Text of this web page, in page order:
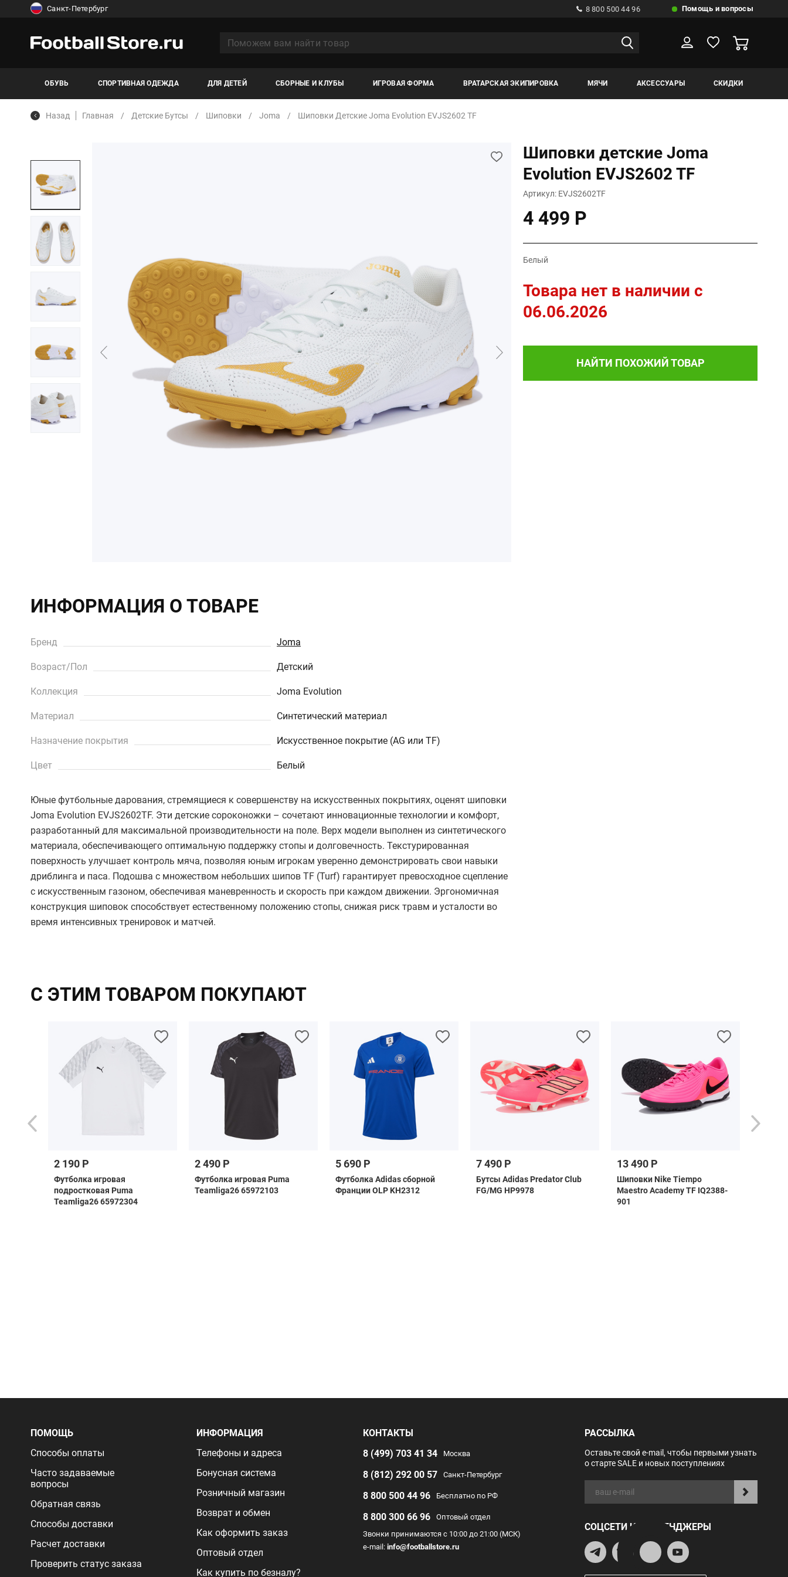
Санкт-Петербург 8 800 500 44 96 Помощь и вопросы
ОБУВЬ СПОРТИВНАЯ ОДЕЖДА ДЛЯ ДЕТЕЙ СБОРНЫЕ И КЛУБЫ ИГРОВАЯ ФОРМА ВРАТАРСКАЯ ЭКИПИРОВКА МЯЧИ АКСЕССУАРЫ СКИДКИ
Назад Главная Детские Бутсы Шиповки Joma Шиповки Детские Joma Evolution EVJS2602 TF
Шиповки детские Joma
Evolution EVJS2602 TF
Артикул: EVJS2602TF
4 499 Р
Белый
Товара нет в наличии c
06.06.2026
НАЙТИ ПОХОЖИЙ ТОВАР
ИНФОРМАЦИЯ О ТОВАРЕ
Бренд Joma
Возраст/Пол Детский
Коллекция Joma Evolution
Материал Синтетический материал
Назначение покрытия Искусственное покрытие (AG или TF)
Цвет Белый
Юные футбольные дарования, стремящиеся к совершенству на искусственных покрытиях, оценят шиповки
Joma Evolution EVJS2602TF. Эти детские сороконожки – сочетают инновационные технологии и комфорт,
разработанный для максимальной производительности на поле. Верх модели выполнен из синтетического
материала, обеспечивающего оптимальную поддержку стопы и долговечность. Текстурированная
поверхность улучшает контроль мяча, позволяя юным игрокам уверенно демонстрировать свои навыки
дриблинга и паса. Подошва с множеством небольших шипов TF (Turf) гарантирует превосходное сцепление
с искусственным газоном, обеспечивая маневренность и скорость при каждом движении. Эргономичная
конструкция шиповок способствует естественному положению стопы, снижая риск травм и усталости во
время интенсивных тренировок и матчей.
С ЭТИМ ТОВАРОМ ПОКУПАЮТ
2 190 Р
Футболка игровая
подростковая Puma
Teamliga26 65972304
2 490 Р
Футболка игровая Puma
Teamliga26 65972103
5 690 Р
Футболка Adidas сборной
Франции OLP KH2312
7 490 Р
Бутсы Adidas Predator Club
FG/MG HP9978
13 490 Р
Шиповки Nike Tiempo
Maestro Academy TF IQ2388-
901
ПОМОЩЬ
Способы оплаты
Часто задаваемые
вопросы
Обратная связь
Способы доставки
Расчет доставки
Проверить статус заказа
ИНФОРМАЦИЯ
Телефоны и адреса
Бонусная система
Розничный магазин
Возврат и обмен
Как оформить заказ
Оптовый отдел
Как купить по безналу?
КОНТАКТЫ
8 (499) 703 41 34
Москва
8 (812) 292 00 57 Санкт-Петербург
8 800 500 44 96 Бесплатно по РФ
8 800 300 66 96
Оптовый отдел
Звонки принимаются с 10:00 до 21:00 (МСК)
e-mail: info@footballstore.ru
РАССЫЛКА
Оставьте свой e-mail, чтобы первыми узнать
о старте SALE и новых поступлениях
СОЦСЕТИ И МЕССЕНДЖЕРЫ